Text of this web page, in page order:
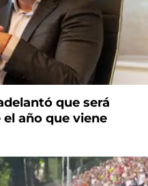
que será
año que viene